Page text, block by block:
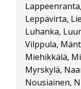
Leppävirta,
Luhanka,
Vilppula,
Miehikkälä,
Myrskylä,
Nousiainen,